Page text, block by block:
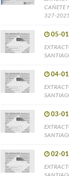
CAÑETE
327-
05-
04-
03-
02-